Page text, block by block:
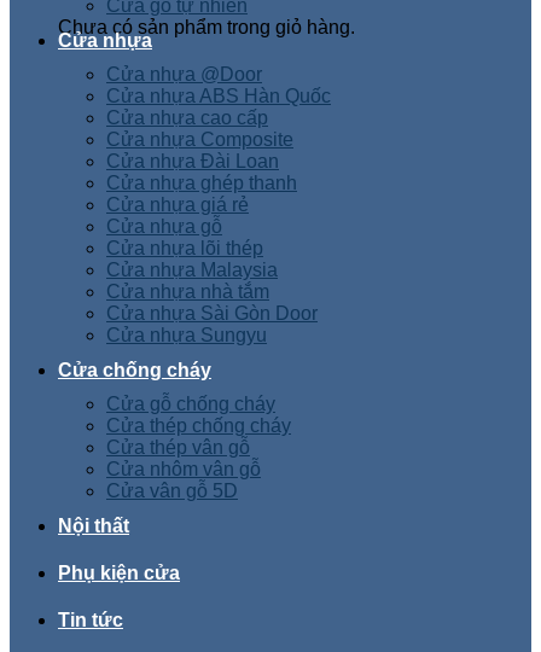
Chưa có sản phẩm trong giỏ hàng.
Cửa gỗ tự nhiên
Cửa nhựa
Cửa nhựa @Door
Cửa nhựa ABS Hàn Quốc
Cửa nhựa cao cấp
Cửa nhựa Composite
Cửa nhựa Đài Loan
Cửa nhựa ghép thanh
Cửa nhựa giá rẻ
Cửa nhựa gỗ
Cửa nhựa lõi thép
Cửa nhựa Malaysia
Cửa nhựa nhà tắm
Cửa nhựa Sài Gòn Door
Cửa nhựa Sungyu
Cửa chống cháy
Cửa gỗ chống cháy
Cửa thép chống cháy
Cửa thép vân gỗ
Cửa nhôm vân gỗ
Cửa vân gỗ 5D
Nội thất
Phụ kiện cửa
Tin tức